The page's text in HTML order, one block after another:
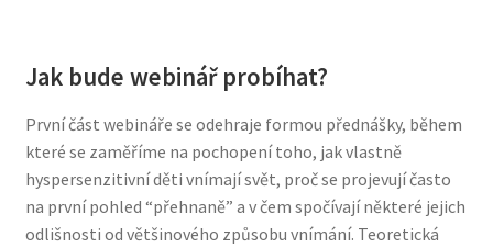
Jak bude webinář probíhat?
První část webináře se odehraje formou přednášky, během
které se zaměříme na pochopení toho, jak vlastně
hyspersenzitivní děti vnímají svět, proč se projevují často
na první pohled “přehnaně” a v čem spočívají některé jejich
odlišnosti od většinového způsobu vnímání. Teoretická